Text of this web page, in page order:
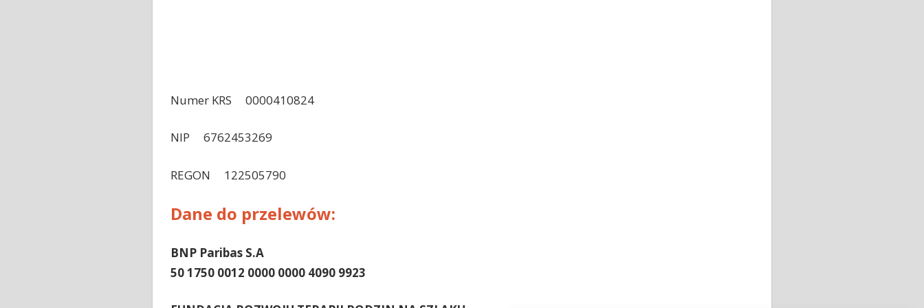
Numer KRS 0000410824
NIP 6762453269
REGON 122505790
Dane do przelewów:
BNP Paribas S.A
50 1750 0012 0000 0000 4090 9923